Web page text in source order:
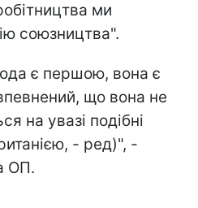
ми
союзництва".
є першою, вона є
що вона не
на увазі подібні
- ред)", -
ОП.